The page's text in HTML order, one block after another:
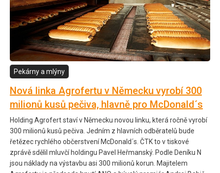
Pekárny a mlýny
Nová linka Agrofertu v Německu vyrobí 300
milionů kusů pečiva, hlavně pro McDonald´s
Holding Agrofert staví v Německu novou linku, která ročně vyrobí
300 milionů kusů pečiva. Jedním z hlavních odběratelů bude
řetězec rychlého občerstvení McDonald´s. ČTK to v tiskové
zprávě sdělil mluvčí holdingu Pavel Heřmanský. Podle Deníku N
jsou náklady na výstavbu asi 300 milionů korun. Majitelem